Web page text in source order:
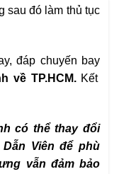
sau đó làm thủ tục
đáp chuyến bay
về TP.HCM.Kết
có thể thay đổi
Viên để phù
vẫn đảm bảo